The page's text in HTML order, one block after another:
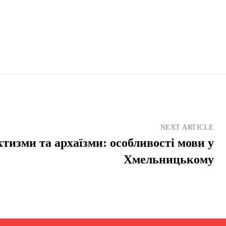
NEXT ARTICLE
та архаїзми: особливості мови у
Хмельницькому